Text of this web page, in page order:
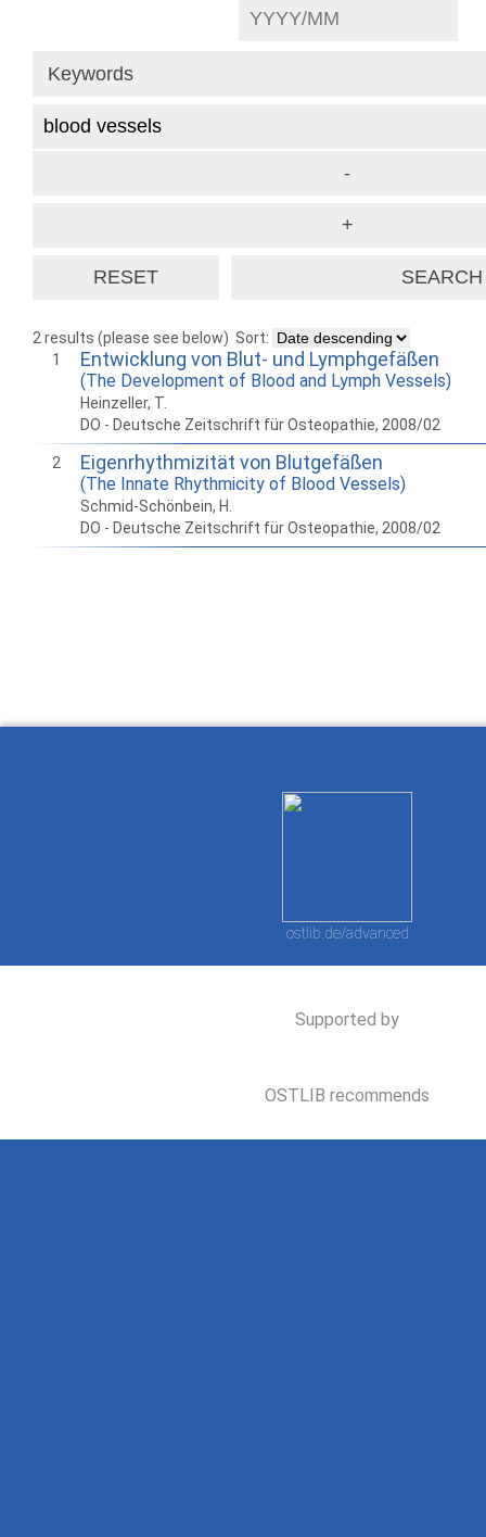
2 results (please see below) Sort:
1
Entwicklung von Blut- und Lymphgefäßen
(The Development of Blood and Lymph Vessels)
Heinzeller, T.
DO - Deutsche Zeitschrift für Osteopathie, 2008/02
2 Eigenrhythmizität von Blutgefäßen
(The Innate Rhythmicity of Blood Vessels)
Schmid-Schönbein, H.
DO - Deutsche Zeitschrift für Osteopathie, 2008/02
ostlib.de/advanced
Supported by
OSTLIB recommends